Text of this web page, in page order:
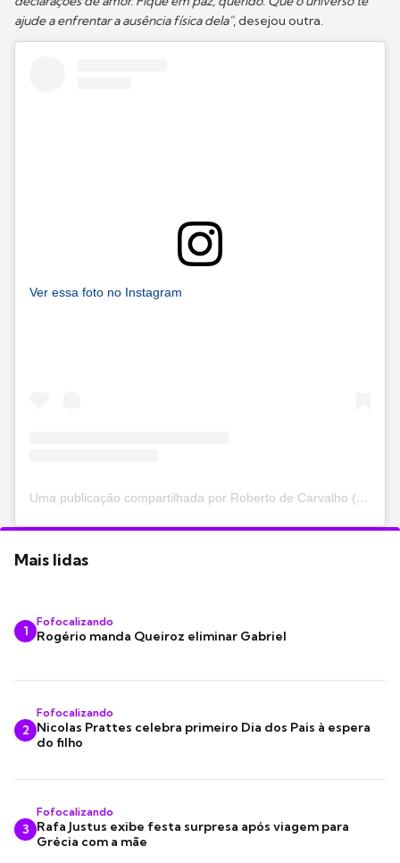
ajude a enfrentar a ausência física dela", desejou outra.
Ver essa foto no Instagram
Uma publicação compartilhada por Roberto de Carvalho (@roberto_de_carvalho)
Mais lidas
1
Fofocalizando
Rogério manda Queiroz eliminar Gabriel
2
Fofocalizando
Nicolas Prattes celebra primeiro Dia dos Pais à espera
do filho
3
Fofocalizando
Rafa Justus exibe festa surpresa após viagem para
Grécia com a mãe